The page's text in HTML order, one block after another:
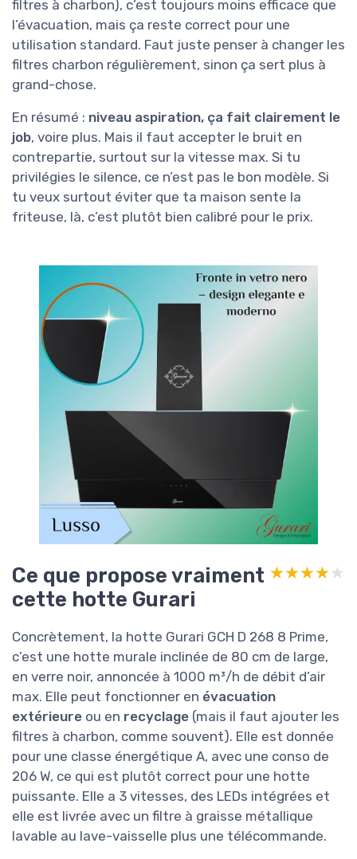
filtres à charbon), c’est toujours moins efficace que
l’évacuation, mais ça reste correct pour une
utilisation standard. Faut juste penser à changer les
filtres charbon régulièrement, sinon ça sert plus à
grand-chose.
En résumé : niveau aspiration, ça fait clairement le
job, voire plus. Mais il faut accepter le bruit en
contrepartie, surtout sur la vitesse max. Si tu
privilégies le silence, ce n’est pas le bon modèle. Si
tu veux surtout éviter que ta maison sente la
friteuse, là, c’est plutôt bien calibré pour le prix.
Ce que propose vraiment
cette hotte Gurari
★★★★★
★★★★★
Concrètement, la hotte Gurari GCH D 268 8 Prime,
c’est une hotte murale inclinée de 80 cm de large,
en verre noir, annoncée à 1000 m³/h de débit d’air
max. Elle peut fonctionner en évacuation
extérieure ou en recyclage (mais il faut ajouter les
filtres à charbon, comme souvent). Elle est donnée
pour une classe énergétique A, avec une conso de
206 W, ce qui est plutôt correct pour une hotte
puissante. Elle a 3 vitesses, des LEDs intégrées et
elle est livrée avec un filtre à graisse métallique
lavable au lave-vaisselle plus une télécommande.